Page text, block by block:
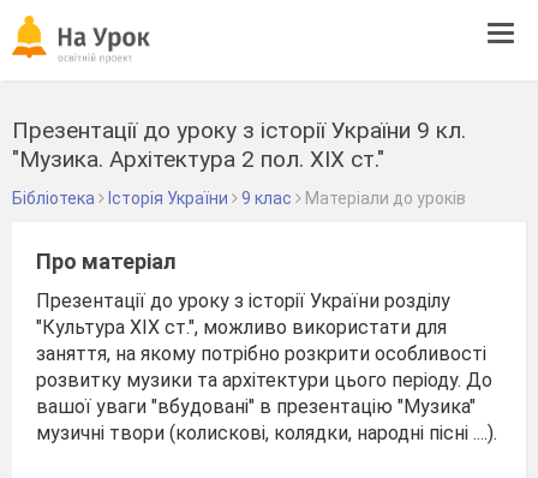
Презентації до уроку з історії України 9 кл.
"Музика. Архітектура 2 пол. ХІХ ст."
Бібліотека Історія України 9 клас Матеріали до уроків
Про матеріал
Презентації до уроку з історії України розділу
"Культура ХІХ ст.", можливо використати для
заняття, на якому потрібно розкрити особливості
розвитку музики та архітектури цього періоду. До
вашої уваги "вбудовані" в презентацію "Музика"
музичні твори (колискові, колядки, народні пісні ....).